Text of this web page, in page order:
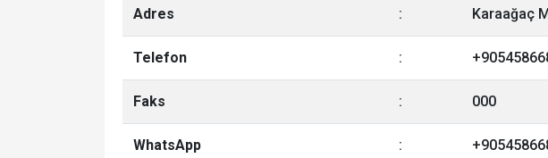
Adres : Karaağaç
Telefon :
Faks : 000
WhatsApp :